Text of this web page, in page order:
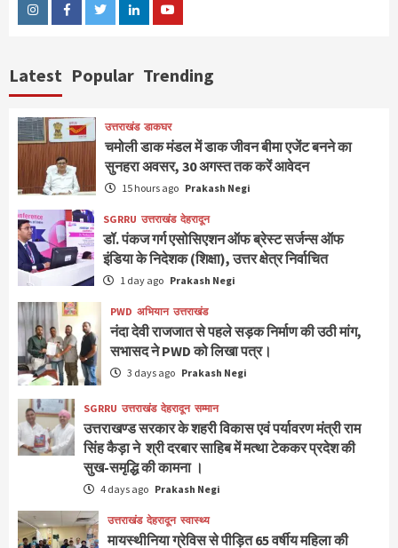
InstagramFacebookTwitterLinkedinYoutube
Latest Popular Trending
उत्तराखंड डाकघर
चमोली डाक मंडल में डाक जीवन बीमा एजेंट बनने का
सुनहरा अवसर, 30 अगस्त तक करें आवेदन
15 hours ago Prakash Negi
SGRRU उत्तराखंड देहरादून
डॉ. पंकज गर्ग एसोसिएशन ऑफ ब्रेस्ट सर्जन्स ऑफ
इंडिया के निदेशक (शिक्षा), उत्तर क्षेत्र निर्वाचित
1 day ago Prakash Negi
PWD अभियान उत्तराखंड
नंदा देवी राजजात से पहले सड़क निर्माण की उठी मांग,
सभासद ने PWD को लिखा पत्र।
3 days ago Prakash Negi
SGRRU उत्तराखंड देहरादून सम्मान
उत्तराखण्ड सरकार के शहरी विकास एवं पर्यावरण मंत्री राम
सिंह कैड़ा ने श्री दरबार साहिब में मत्था टेककर प्रदेश की
सुख-समृद्धि की कामना ।
4 days ago Prakash Negi
उत्तराखंड देहरादून स्वास्थ्य
मायस्थीनिया ग्रेविस से पीड़ित 65 वर्षीय महिला की